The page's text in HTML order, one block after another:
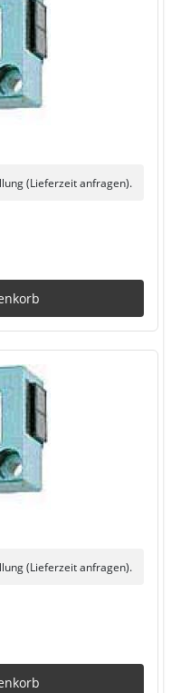
(Lieferzeit anfragen).
(Lieferzeit anfragen).